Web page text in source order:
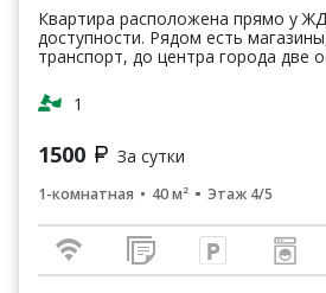
Квартира расположена прямо у
доступности. Рядом есть магазины, отделения банков,
транспорт, до центра города две
1
1500 За сутки
1-комнатная 40 м² Этаж 4/5